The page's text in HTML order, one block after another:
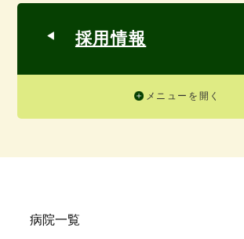
採用情報
メニューを開く
病院一覧